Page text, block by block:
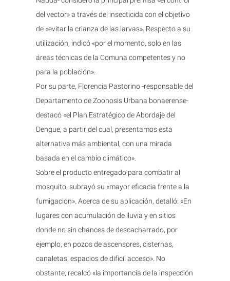
del vector» a través del insecticida con el objetivo
de «evitar la crianza de las larvas». Respecto a su
utilización, indicó «por el momento, solo en las
áreas técnicas de la Comuna competentes y no
para la población».
Por su parte, Florencia Pastorino -responsable del
Departamento de Zoonosis Urbana bonaerense-
destacó «el Plan Estratégico de Abordaje del
Dengue, a partir del cual, presentamos esta
alternativa más ambiental, con una mirada
basada en el cambio climático».
Sobre el producto entregado para combatir al
mosquito, subrayó su «mayor eficacia frente a la
fumigación». Acerca de su aplicación, detalló: «En
lugares con acumulación de lluvia y en sitios
donde no sin chances de descacharrado, por
ejemplo, en pozos de ascensores, cisternas,
canaletas, espacios de difícil acceso». No
obstante, recalcó «la importancia de la inspección